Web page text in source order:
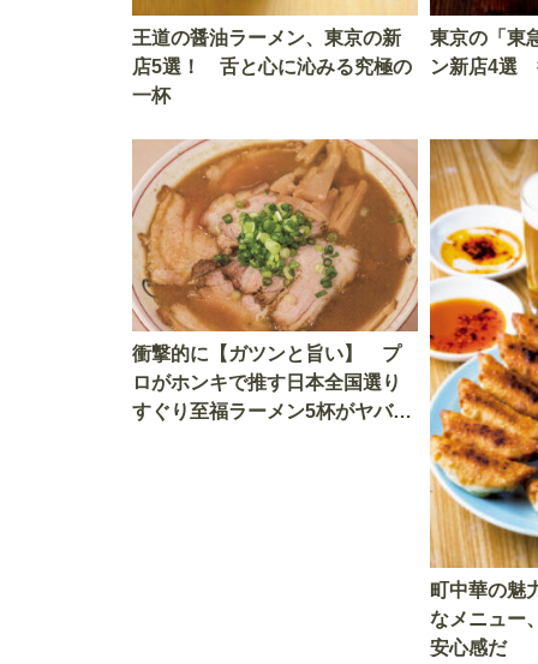
王道の醤油ラーメン、東京の新
店5選！ 舌と心に沁みる究極の
一杯
東京の「東
ン新店4選
衝撃的に【ガツンと旨い】 プ
ロがホンキで推す日本全国選り
すぐり至福ラーメン5杯がヤバす
町中華の魅
なメニュー
安心感だ